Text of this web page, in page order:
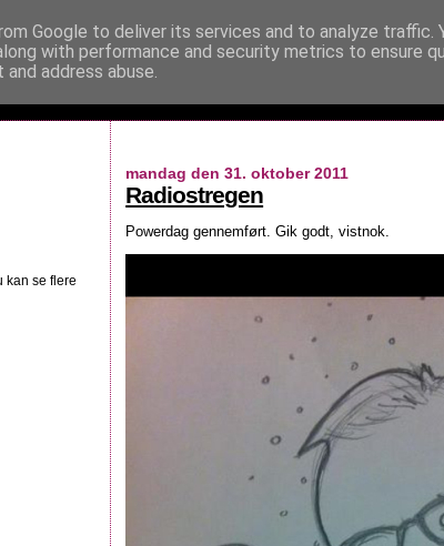
mandag den 31. oktober 2011
Radiostregen
Powerdag gennemført. Gik godt, vistnok.
kan se flere
Google to deliver its services and to analyze traffic.
with performance and security metrics to ensure
address abuse.